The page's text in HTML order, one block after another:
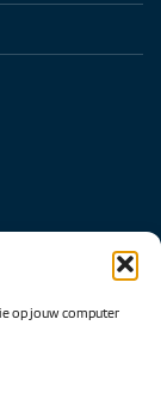
op jouw computer